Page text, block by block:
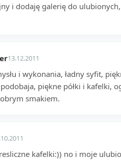
i dodaję galerię do
13.12.2011
i wykonania, ładny syfit,
piękne półki i kafelki,
smakiem.
kafelki:)) no i moje